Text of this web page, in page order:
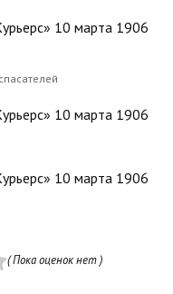
( Пока оценок нет )